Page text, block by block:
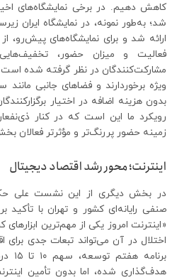
کاهش دهیم. در برخی نمایشگاه‌های
ارائه شد و برای نمایشگاه‌های پیش‌رو،
مشارکت‌کنندگان در نظر گرفته شده
ویژه برخوردارند و فضاهای جانبی
بدون هزینه اضافه در اختیار
رویکرد ما این است که در کنار
زمینه حضور پررنگ‌تر و مؤثرتر فعالان
اینترنت؛ محور رشد اقتصاد دیجیتال
در بخش دیگری از این نشست علی
صنفی رایانه‌ای کشور و تهران با
«اینترنت امروز یکی از مهم‌ترین
اختلال در آن می‌تواند تبعات جدی برای
هدف‌گذاری شده، اما بدون تأمین